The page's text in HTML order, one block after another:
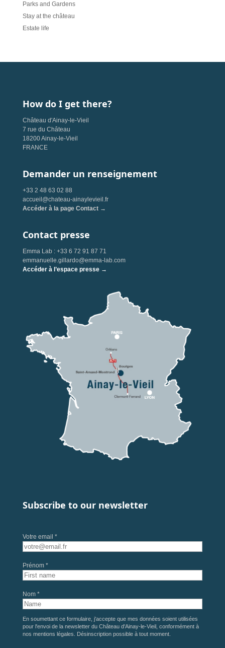
Parks and Gardens
Stay at the château
Estate life
How do I get there?
Château d'Ainay-le-Vieil
7 rue du Château
18200 Ainay-le-Vieil
FRANCE
Demander un renseignement
+33 2 48 63 02 88
accueil@chateau-ainaylevieil.fr
Accéder à la page Contact →
Contact presse
Emma Lab : +33 6 72 91 87 71
emmanuelle.gillardo@emma-lab.com
Accéder à l’espace presse →
Subscribe to our newsletter
Votre email *
Prénom *
Nom *
En soumettant ce formulaire, j'accepte que mes données soient utilisées
pour l'envoi de la newsletter du Château d'Ainay-le-Vieil, conformément à
nos mentions légales . Désinscription possible à tout moment.